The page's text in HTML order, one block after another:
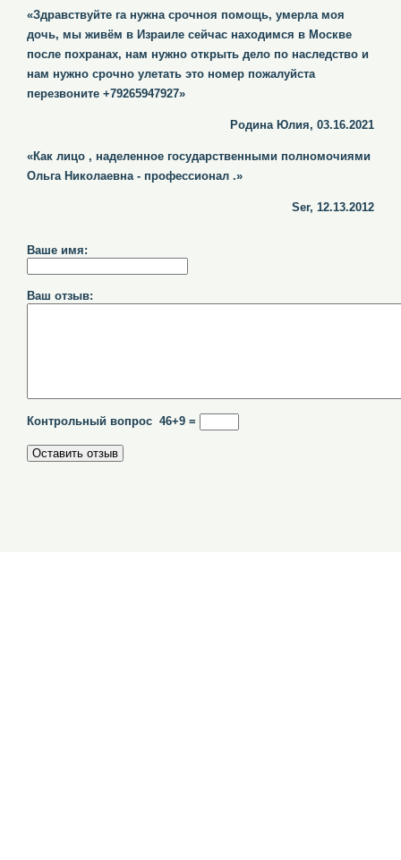
«Здравствуйте га нужна срочноя помощь, умерла моя
дочь, мы живём в Израиле сейчас находимся в Москве
после похранах, нам нужно открыть дело по наследство и
нам нужно срочно улетать это номер пожалуйста
перезвоните +79265947927»
Родина Юлия, 03.16.2021
«Как лицо , наделенное государственными полномочиями
Ольга Николаевна - профессионал .»
Ser, 12.13.2012
Ваше имя:
Ваш отзыв:
Контрольный вопрос 46+9 =